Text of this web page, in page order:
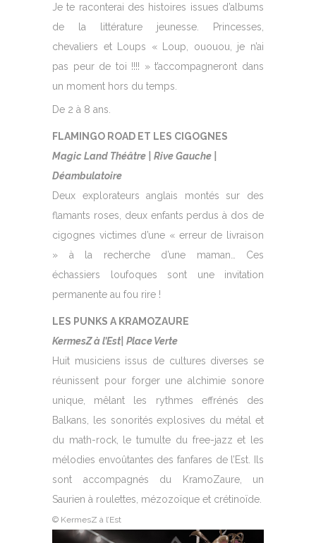
Je te raconterai des histoires issues d’albums
de la littérature jeunesse. Princesses,
chevaliers et Loups « Loup, ououou, je n’ai
pas peur de toi !!!! » t’accompagneront dans
un moment hors du temps.
De 2 à 8 ans.
FLAMINGO ROAD ET LES CIGOGNES
Magic Land Théâtre | Rive Gauche |
Déambulatoire
Deux explorateurs anglais montés sur des
flamants roses, deux enfants perdus à dos de
cigognes victimes d’une « erreur de livraison
» à la recherche d’une maman… Ces
échassiers loufoques sont une invitation
permanente au fou rire !
LES PUNKS A KRAMOZAURE
KermesZ à l’Est| Place Verte
Huit musiciens issus de cultures diverses se
réunissent pour forger une alchimie sonore
unique, mêlant les rythmes effrénés des
Balkans, les sonorités explosives du métal et
du math-rock, le tumulte du free-jazz et les
mélodies envoûtantes des fanfares de l’Est. Ils
sont accompagnés du KramoZaure, un
Saurien à roulettes, mézozoïque et crétinoïde.
© KermesZ à l’Est